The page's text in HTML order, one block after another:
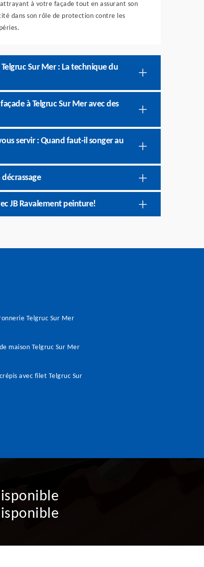
à votre façade tout en assurant son
dans son rôle de protection contre les
Sur Mer : La technique du
à Telgruc Sur Mer avec des
servir : Quand faut-il songer au
JB Ravalement peinture!
Telgruc Sur Mer
maison Telgruc Sur Mer
avec filet Telgruc Sur